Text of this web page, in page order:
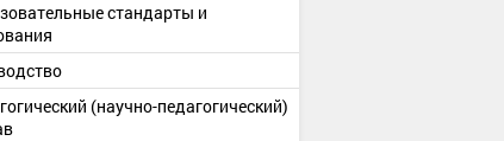
стандарты и
(научно-педагогический)